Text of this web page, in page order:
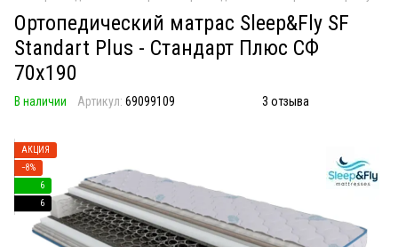
Ортопедический матрас Sleep&Fly SF
Standart Plus - Стандарт Плюс СФ
70x190
В наличии Артикул: 69099109 3 отзыва
АКЦИЯ
−8%
6
6